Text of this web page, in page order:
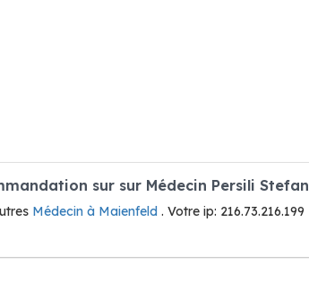
sur sur Médecin Persili Stefan
Médecin à Maienfeld . Votre ip: 216.73.216.199